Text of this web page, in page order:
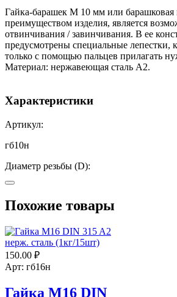
Гайка-барашек М 10 мм или
преимуществом изделия, является
отвинчивания / завинчивания. В ее
предусмотрены специальные лепестки,
только с помощью пальцев прилагать
Материал: нержавеющая сталь А2.
Характеристики
Артикул:
гб10н
Диаметр резьбы (D):
10
Шаг резьбы:
1,5
DIN:?
315
Похожие товары
150.00 ₽
Арт: гб16н
Гайка М16 DIN